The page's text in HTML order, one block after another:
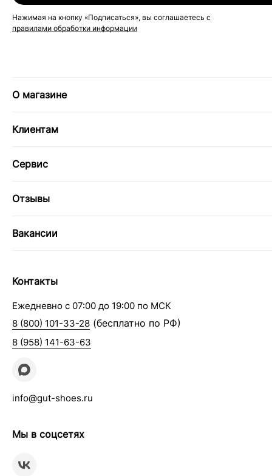
Нажимая на кнопку «Подписаться», вы соглашаетесь с
правилами обработки информации
О магазине
Клиентам
Сервис
Отзывы
Вакансии
Контакты
Ежедневно с 07:00 до 19:00 по МСК
8 (800) 101-33-28 (бесплатно по РФ)
8 (958) 141-63-63
info@gut-shoes.ru
Мы в соцсетях